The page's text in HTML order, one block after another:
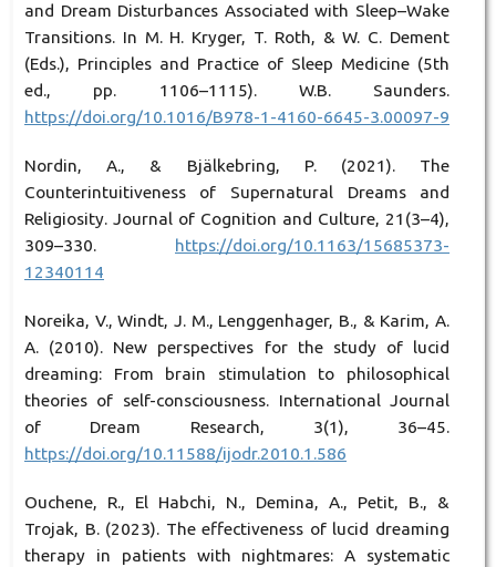
and Dream Disturbances Associated with Sleep–Wake
Transitions. In M. H. Kryger, T. Roth, & W. C. Dement
(Eds.), Principles and Practice of Sleep Medicine (5th
ed., pp. 1106–1115). W.B. Saunders.
https://doi.org/10.1016/B978-1-4160-6645-3.00097-9
Nordin, A., & Bjälkebring, P. (2021). The
Counterintuitiveness of Supernatural Dreams and
Religiosity. Journal of Cognition and Culture, 21(3–4),
309–330. https://doi.org/10.1163/15685373-
12340114
Noreika, V., Windt, J. M., Lenggenhager, B., & Karim, A.
A. (2010). New perspectives for the study of lucid
dreaming: From brain stimulation to philosophical
theories of self-consciousness. International Journal
of Dream Research, 3(1), 36–45.
https://doi.org/10.11588/ijodr.2010.1.586
Ouchene, R., El Habchi, N., Demina, A., Petit, B., &
Trojak, B. (2023). The effectiveness of lucid dreaming
therapy in patients with nightmares: A systematic